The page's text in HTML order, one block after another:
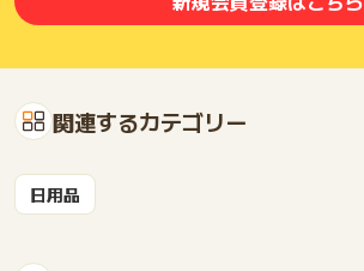
関連するカテゴリー
日用品